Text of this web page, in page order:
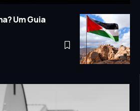
Um Guia